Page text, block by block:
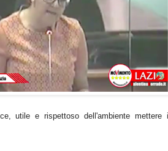
utile e rispettoso dell'ambiente